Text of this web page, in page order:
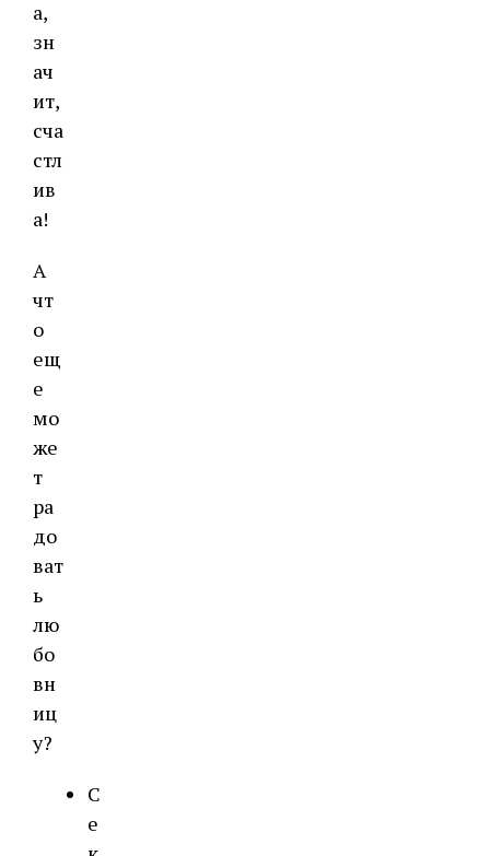
а,
зн
ач
ит,
сча
стл
ив
а!
А
чт
о
ещ
е
мо
же
т
ра
до
ват
ь
лю
бо
вн
иц
у?
С
е